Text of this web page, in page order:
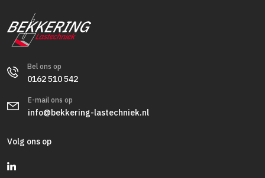
Bel ons op
0162 510 542
E-mail ons op
info@bekkering-lastechniek.nl
Volg ons op